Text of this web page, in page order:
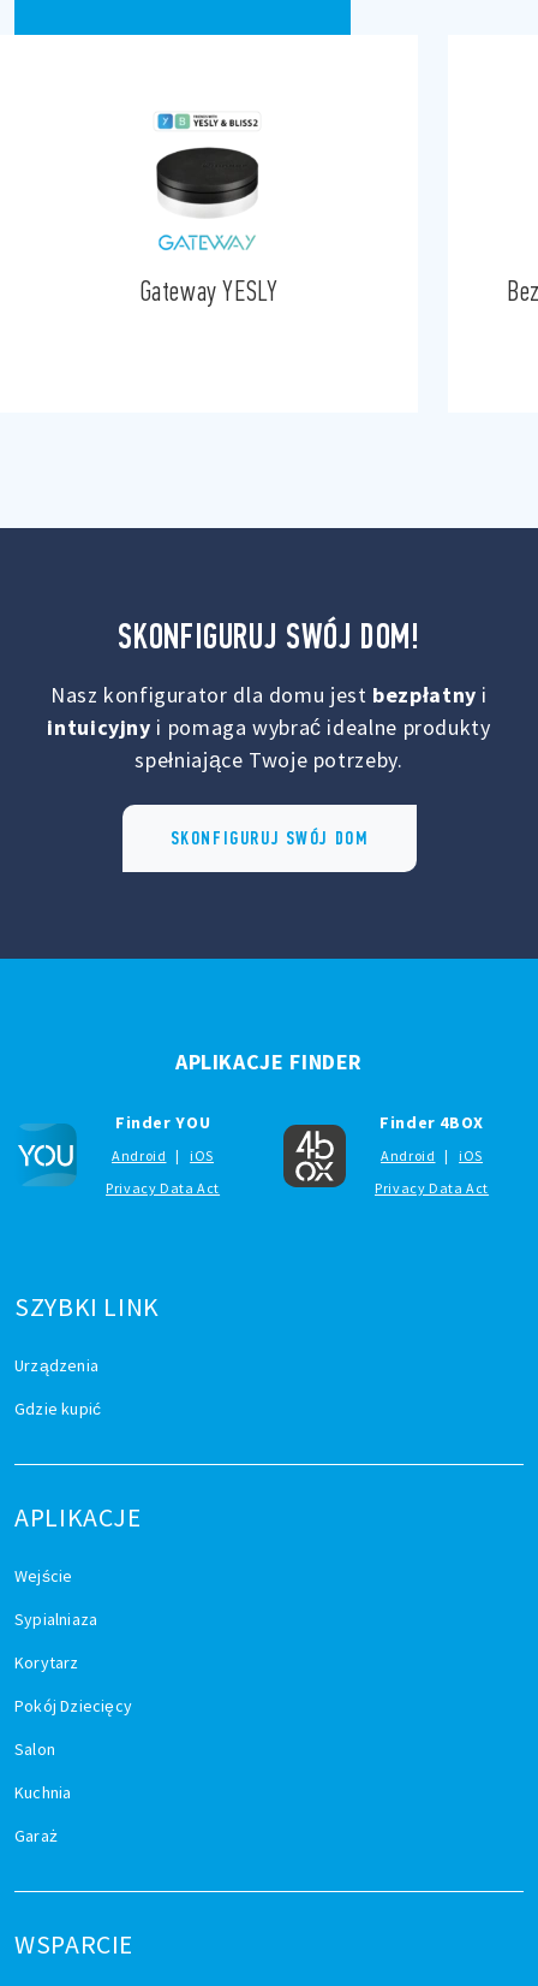
Gateway YESLY
SKONFIGURUJ SWÓJ DOM!
Nasz konfigurator dla domu jest bezpłatny i
intuicyjny i pomaga wybrać idealne produkty
spełniające Twoje potrzeby.
SKONFIGURUJ SWÓJ DOM
SZYBKI LINK
Urządzenia
Gdzie kupić
APLIKACJE
Wejście
Sypialniaza
Korytarz
Pokój Dziecięcy
Salon
Kuchnia
Garaż
WSPARCIE
APLIKACJE FINDER
Finder YOU
Android |
iOS
Privacy Data Act
Finder 4BOX
Android |
iOS
Privacy Data Act